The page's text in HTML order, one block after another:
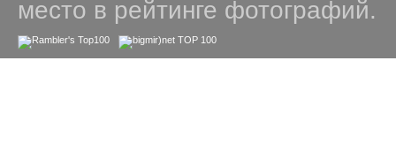
место в рейтинге фотографий.